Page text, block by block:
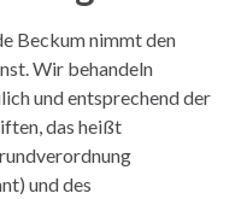
Beckum nimmt den
Wir behandeln
und entsprechend der
das heißt
und des